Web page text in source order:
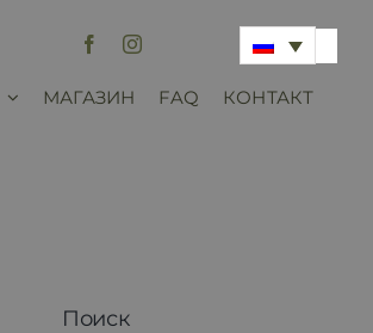
МАГАЗИН FAQ КОНТАКТ
Поиск